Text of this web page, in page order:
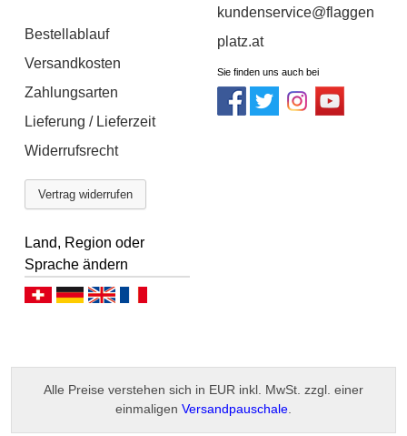
Bestellablauf
Versandkosten
Zahlungsarten
Lieferung / Lieferzeit
Widerrufsrecht
Vertrag widerrufen
kundenservice@flaggen
platz.at
Sie finden uns auch bei
Land, Region oder
Sprache ändern
Deutsch (CH)Deutsch (DE)
Alle Preise verstehen sich in EUR inkl. MwSt. zzgl. einer
einmaligen Versandpauschale.